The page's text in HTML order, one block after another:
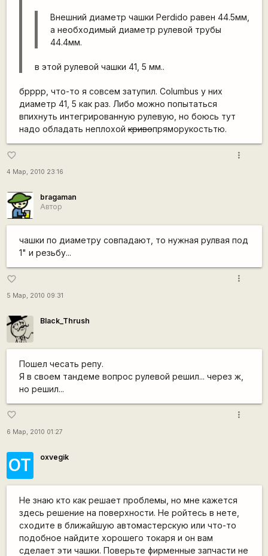
Внешний диаметр чашки Perdido равен 44.5мм,
а необходимый диаметр рулевой трубы
44.4мм.
в этой рулевой чашки 41, 5 мм..
брррр, что-то я совсем затупил. Columbus у них
диаметр 41, 5 как раз. Либо можно попытаться
впихнуть интегрированную рулевую, но боюсь тут
надо обладать неплохойкривопряморукостьтю.
favorite_border
4 Мар, 2010 23:16
more_vert
bragaman
Автор
чашки по диаметру совпадают, то нужная рулвая под
1" и резьбу...
favorite_border
5 Мар, 2010 09:31
more_vert
Black_Thrush
Пошел чесать репу.
Я в своем тандеме вопрос рулевой решил... через ж,
но решил...
favorite_border
6 Мар, 2010 01:27
more_vert
ОТ oxvegik
Не знаю кто как решает проблемы, но мне кажется
здесь решение на поверхности. Не ройтесь в нете,
сходите в ближайшую автомастерскую или что-то
подобное найдите хорошего токаря и он вам
сделает эти чашки. Поверьте фирменные запчасти не